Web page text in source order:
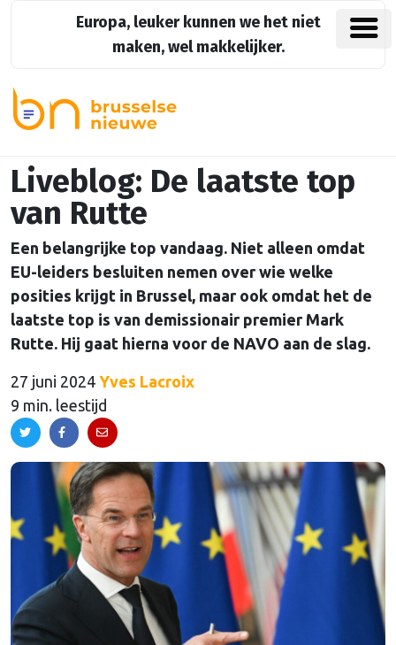
Europa, leuker kunnen we het niet
maken, wel makkelijker.
Liveblog: De laatste top
van Rutte
Een belangrijke top vandaag. Niet alleen omdat
EU-leiders besluiten nemen over wie welke
posities krijgt in Brussel, maar ook omdat het de
laatste top is van demissionair premier Mark
Rutte. Hij gaat hierna voor de NAVO aan de slag.
27 juni 2024 Yves Lacroix
9 min. leestijd